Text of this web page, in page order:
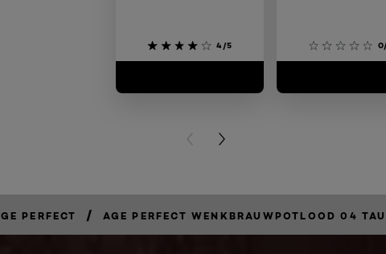
4/5
PREVIOUS CARD
NEXT CARD
PERFECT / AGE PERFECT WENKBRAUWPOTLOOD 04